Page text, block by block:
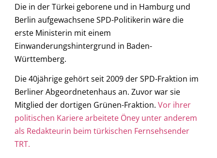
Die in der Türkei geborene und in Hamburg und
Berlin aufgewachsene SPD-Politikerin wäre die
erste Ministerin mit einem
Einwanderungshintergrund in Baden-
Württemberg.
Die 40jährige gehört seit 2009 der SPD-Fraktion im
Berliner Abgeordnetenhaus an. Zuvor war sie
Mitglied der dortigen Grünen-Fraktion. Vor ihrer
politischen Kariere arbeitete Öney unter anderem
als Redakteurin beim türkischen Fernsehsender
TRT.